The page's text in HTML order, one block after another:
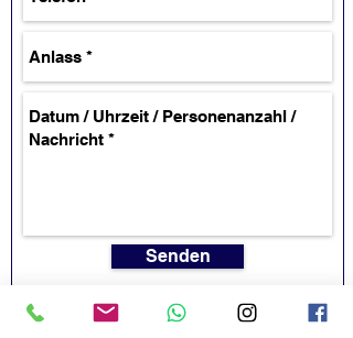
Senden